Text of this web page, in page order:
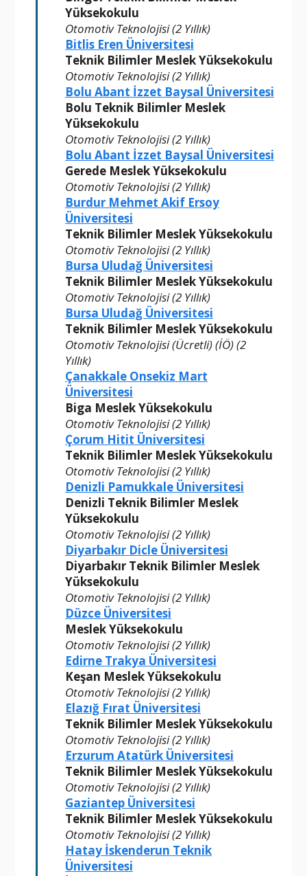
Yüksekokulu
Otomotiv Teknolojisi (2 Yıllık)
Bitlis Eren Üniversitesi
Teknik Bilimler Meslek Yüksekokulu
Otomotiv Teknolojisi (2 Yıllık)
Bolu Abant İzzet Baysal Üniversitesi
Bolu Teknik Bilimler Meslek
Yüksekokulu
Otomotiv Teknolojisi (2 Yıllık)
Bolu Abant İzzet Baysal Üniversitesi
Gerede Meslek Yüksekokulu
Otomotiv Teknolojisi (2 Yıllık)
Burdur Mehmet Akif Ersoy
Üniversitesi
Teknik Bilimler Meslek Yüksekokulu
Otomotiv Teknolojisi (2 Yıllık)
Bursa Uludağ Üniversitesi
Teknik Bilimler Meslek Yüksekokulu
Otomotiv Teknolojisi (2 Yıllık)
Bursa Uludağ Üniversitesi
Teknik Bilimler Meslek Yüksekokulu
Otomotiv Teknolojisi (Ücretli) (İÖ) (2
Yıllık)
Çanakkale Onsekiz Mart
Üniversitesi
Biga Meslek Yüksekokulu
Otomotiv Teknolojisi (2 Yıllık)
Çorum Hitit Üniversitesi
Teknik Bilimler Meslek Yüksekokulu
Otomotiv Teknolojisi (2 Yıllık)
Denizli Pamukkale Üniversitesi
Denizli Teknik Bilimler Meslek
Yüksekokulu
Otomotiv Teknolojisi (2 Yıllık)
Diyarbakır Dicle Üniversitesi
Diyarbakır Teknik Bilimler Meslek
Yüksekokulu
Otomotiv Teknolojisi (2 Yıllık)
Düzce Üniversitesi
Meslek Yüksekokulu
Otomotiv Teknolojisi (2 Yıllık)
Edirne Trakya Üniversitesi
Keşan Meslek Yüksekokulu
Otomotiv Teknolojisi (2 Yıllık)
Elazığ Fırat Üniversitesi
Teknik Bilimler Meslek Yüksekokulu
Otomotiv Teknolojisi (2 Yıllık)
Erzurum Atatürk Üniversitesi
Teknik Bilimler Meslek Yüksekokulu
Otomotiv Teknolojisi (2 Yıllık)
Gaziantep Üniversitesi
Teknik Bilimler Meslek Yüksekokulu
Otomotiv Teknolojisi (2 Yıllık)
Hatay İskenderun Teknik
Üniversitesi